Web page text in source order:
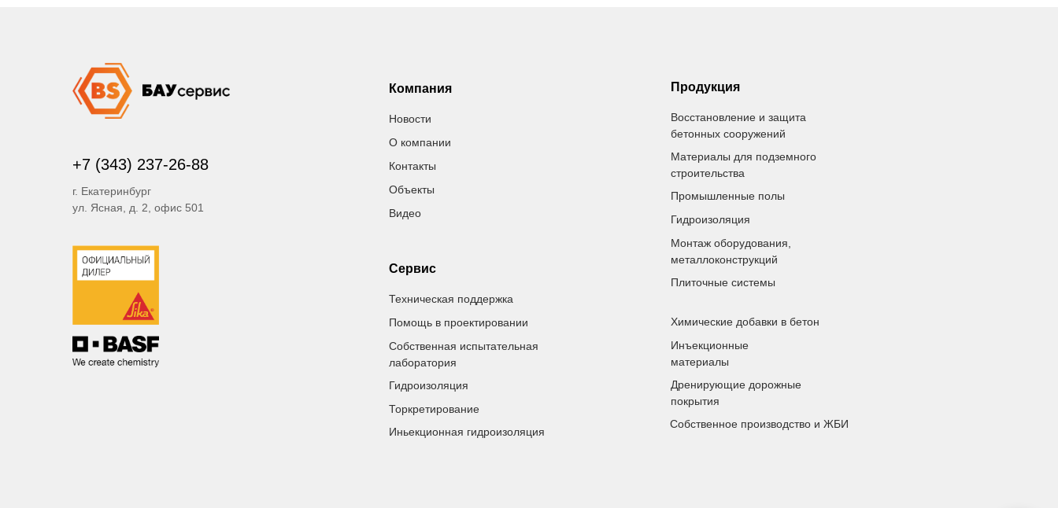
Компания
Сервис
Техническая поддержка
Помощь в проектировании
Собственная испытательная
лаборатория
+7 (343) 237-26-88
г. Екатеринбург
ул. Ясная, д. 2, офис 501
Новости
О компании
Контакты
Объекты
Гидроизоляция
Торкретирование
Продукция
Восстановление и защита
бетонных сооружений
Материалы для подземного
строительства
Промышленные полы
Гидроизоляция
Монтаж оборудования,
металлоконструкций
Плиточные системы
Химические добавки в бетон
Инъекционные
материалы
Дренирующие дорожные
покрытия
Видео
Иньекционная гидроизоляция
Собственное производство и ЖБИ